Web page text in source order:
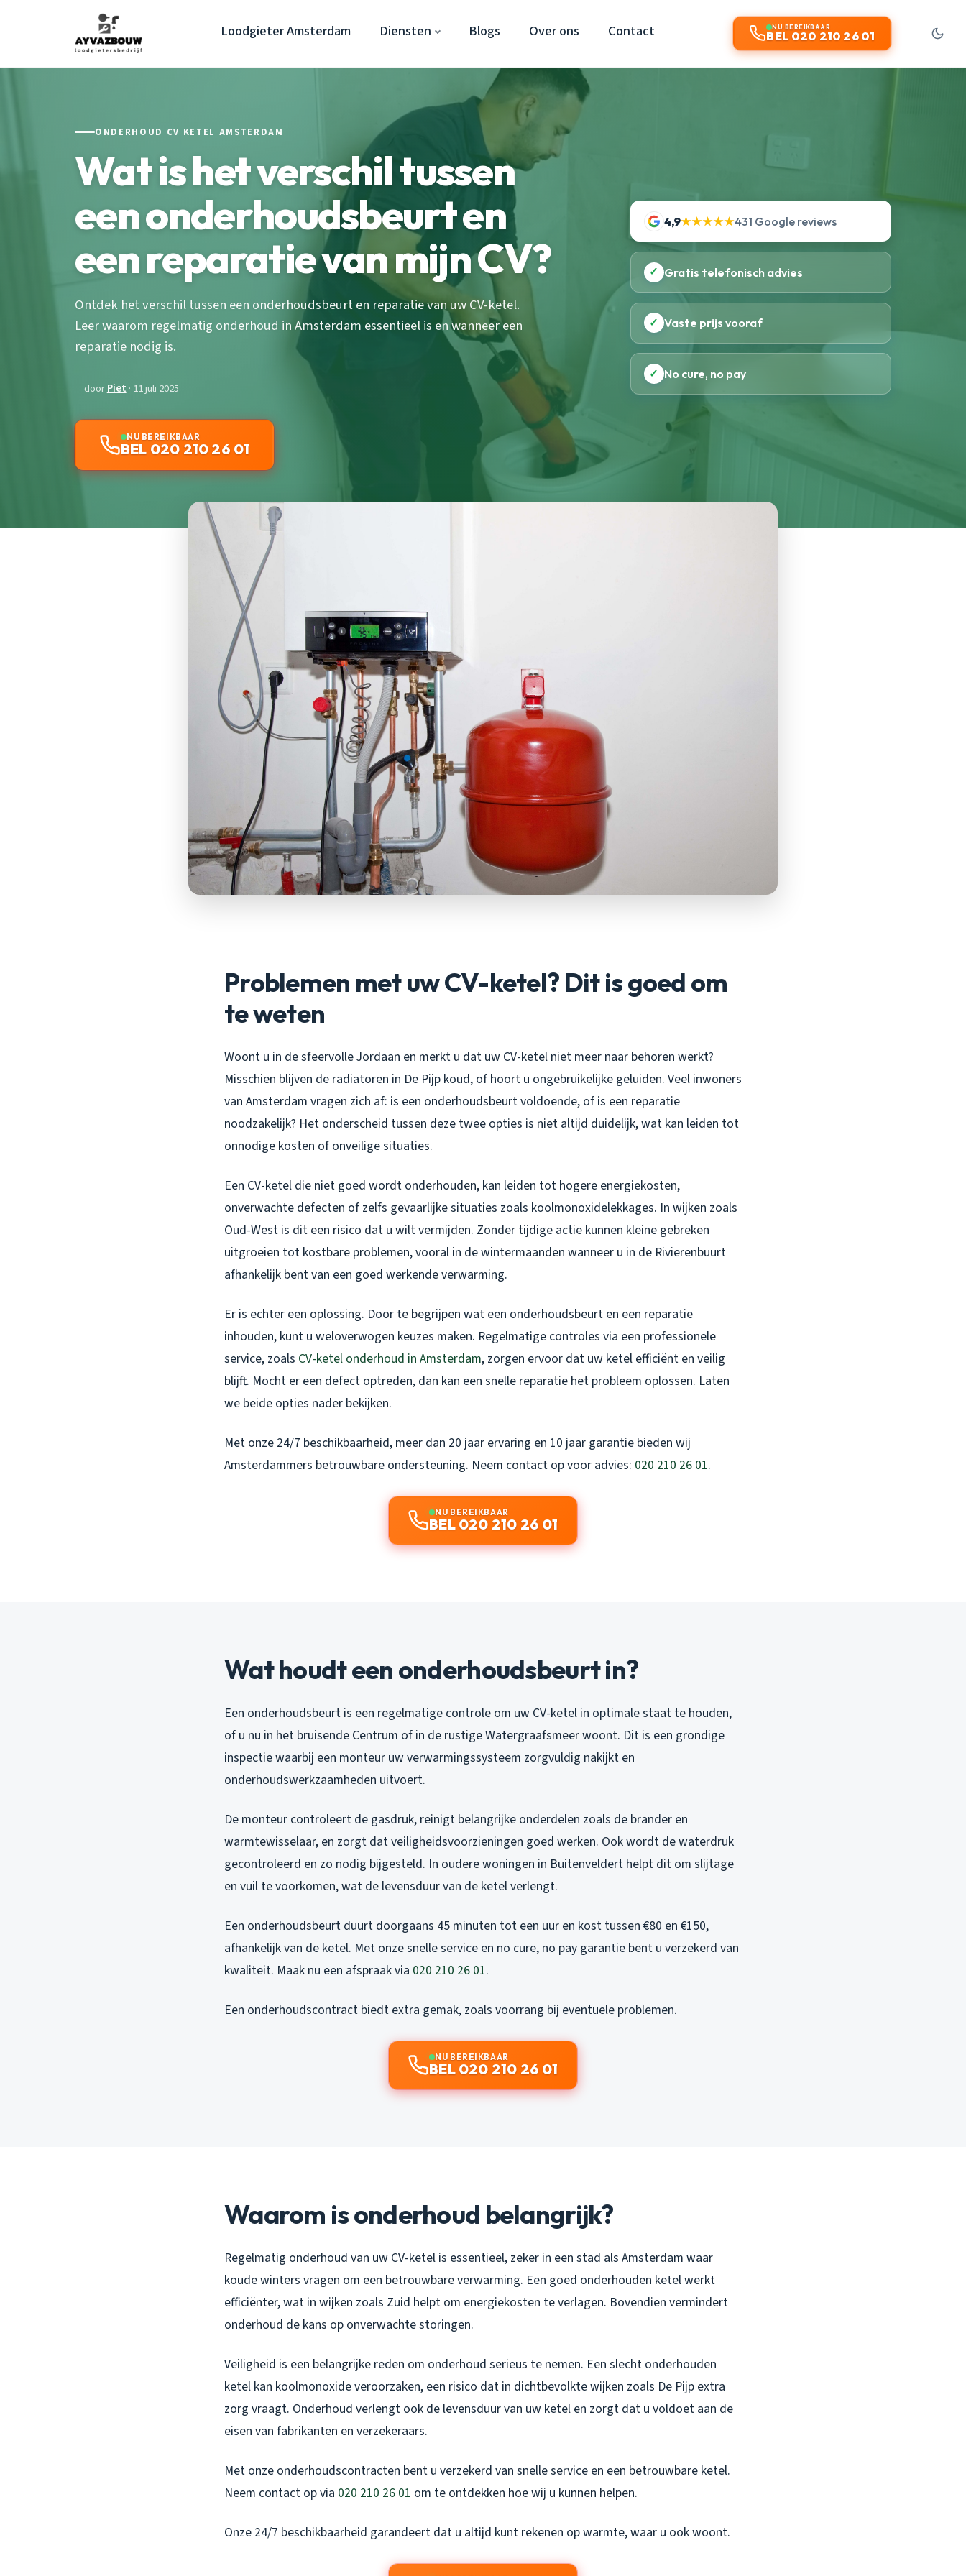
Loodgieter Amsterdam Diensten Blogs Over ons Contact NU BEREIKBAAR
BEL 020 210 26 01
ONDERHOUD CV KETEL AMSTERDAM
Wat is het verschil tussen
een onderhoudsbeurt en
een reparatie van mijn CV?
Ontdek het verschil tussen een onderhoudsbeurt en reparatie van uw CV-ketel.
Leer waarom regelmatig onderhoud in Amsterdam essentieel is en wanneer een
reparatie nodig is.
doorPiet · 11 juli 2025
NU BEREIKBAAR
BEL 020 210 26 01
4,9★★★★★431 Google reviews
✓ Gratis telefonisch advies
✓ Vaste prijs vooraf
✓ No cure, no pay
Problemen met uw CV-ketel? Dit is goed om
te weten
Woont u in de sfeervolle Jordaan en merkt u dat uw CV-ketel niet meer naar behoren werkt?
Misschien blijven de radiatoren in De Pijp koud, of hoort u ongebruikelijke geluiden. Veel inwoners
van Amsterdam vragen zich af: is een onderhoudsbeurt voldoende, of is een reparatie
noodzakelijk? Het onderscheid tussen deze twee opties is niet altijd duidelijk, wat kan leiden tot
onnodige kosten of onveilige situaties.
Een CV-ketel die niet goed wordt onderhouden, kan leiden tot hogere energiekosten,
onverwachte defecten of zelfs gevaarlijke situaties zoals koolmonoxidelekkages. In wijken zoals
Oud-West is dit een risico dat u wilt vermijden. Zonder tijdige actie kunnen kleine gebreken
uitgroeien tot kostbare problemen, vooral in de wintermaanden wanneer u in de Rivierenbuurt
afhankelijk bent van een goed werkende verwarming.
Er is echter een oplossing. Door te begrijpen wat een onderhoudsbeurt en een reparatie
inhouden, kunt u weloverwogen keuzes maken. Regelmatige controles via een professionele
service, zoals CV-ketel onderhoud in Amsterdam, zorgen ervoor dat uw ketel efficiënt en veilig
blijft. Mocht er een defect optreden, dan kan een snelle reparatie het probleem oplossen. Laten
we beide opties nader bekijken.
Met onze 24/7 beschikbaarheid, meer dan 20 jaar ervaring en 10 jaar garantie bieden wij
Amsterdammers betrouwbare ondersteuning. Neem contact op voor advies: 020 210 26 01.
NU BEREIKBAAR
BEL 020 210 26 01
Wat houdt een onderhoudsbeurt in?
Een onderhoudsbeurt is een regelmatige controle om uw CV-ketel in optimale staat te houden,
of u nu in het bruisende Centrum of in de rustige Watergraafsmeer woont. Dit is een grondige
inspectie waarbij een monteur uw verwarmingssysteem zorgvuldig nakijkt en
onderhoudswerkzaamheden uitvoert.
De monteur controleert de gasdruk, reinigt belangrijke onderdelen zoals de brander en
warmtewisselaar, en zorgt dat veiligheidsvoorzieningen goed werken. Ook wordt de waterdruk
gecontroleerd en zo nodig bijgesteld. In oudere woningen in Buitenveldert helpt dit om slijtage
en vuil te voorkomen, wat de levensduur van de ketel verlengt.
Een onderhoudsbeurt duurt doorgaans 45 minuten tot een uur en kost tussen €80 en €150,
afhankelijk van de ketel. Met onze snelle service en no cure, no pay garantie bent u verzekerd van
kwaliteit. Maak nu een afspraak via 020 210 26 01.
Een onderhoudscontract biedt extra gemak, zoals voorrang bij eventuele problemen.
NU BEREIKBAAR
BEL 020 210 26 01
Waarom is onderhoud belangrijk?
Regelmatig onderhoud van uw CV-ketel is essentieel, zeker in een stad als Amsterdam waar
koude winters vragen om een betrouwbare verwarming. Een goed onderhouden ketel werkt
efficiënter, wat in wijken zoals Zuid helpt om energiekosten te verlagen. Bovendien vermindert
onderhoud de kans op onverwachte storingen.
Veiligheid is een belangrijke reden om onderhoud serieus te nemen. Een slecht onderhouden
ketel kan koolmonoxide veroorzaken, een risico dat in dichtbevolkte wijken zoals De Pijp extra
zorg vraagt. Onderhoud verlengt ook de levensduur van uw ketel en zorgt dat u voldoet aan de
eisen van fabrikanten en verzekeraars.
Met onze onderhoudscontracten bent u verzekerd van snelle service en een betrouwbare ketel.
Neem contact op via 020 210 26 01 om te ontdekken hoe wij u kunnen helpen.
Onze 24/7 beschikbaarheid garandeert dat u altijd kunt rekenen op warmte, waar u ook woont.